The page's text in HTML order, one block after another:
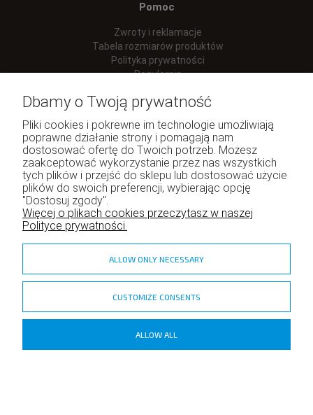
Pomoc
Zwroty i reklamacje
Tabela rozmiarów produktów
Polityka prywatności
Regulamin
Moje konto
Twoje zamówienia
Program lojalnościowy
Dbamy o Twoją prywatność
Pliki cookies i pokrewne im technologie umożliwiają
poprawne działanie strony i pomagają nam
dostosować ofertę do Twoich potrzeb. Możesz
zaakceptować wykorzystanie przez nas wszystkich
tych plików i przejść do sklepu lub dostosować użycie
plików do swoich preferencji, wybierając opcję
"Dostosuj zgody".
Więcej o plikach cookies przeczytasz w naszej
Polityce prywatności.
ALLOW ONLY NECESSARY
CUSTOMIZE CONSENTS
ALLOW ALL